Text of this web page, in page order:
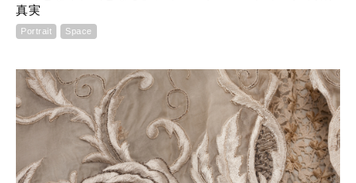
真実
Portrait Space